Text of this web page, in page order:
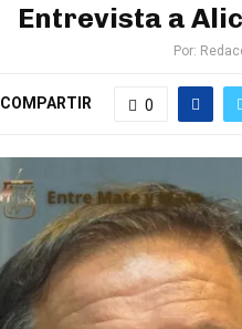
Entrevista a
Por:
COMPARTIR 0